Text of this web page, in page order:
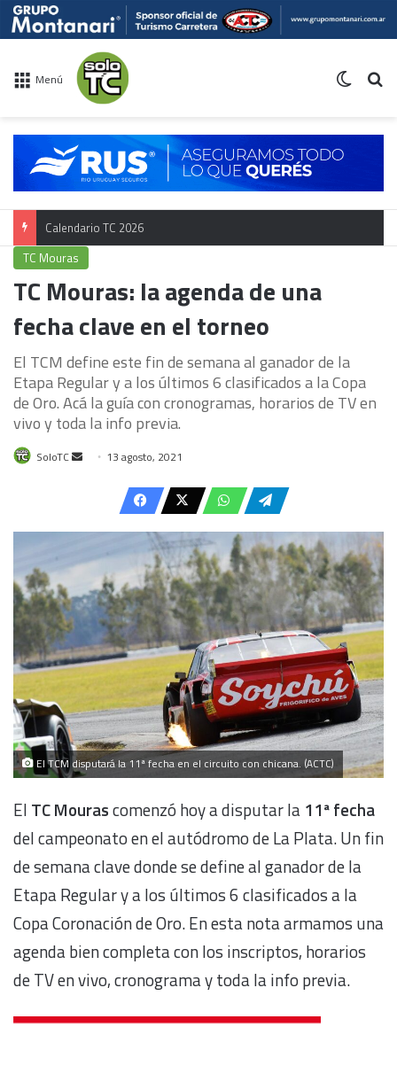
Menú
Calendario TC 2026
TC Mouras
TC Mouras: la agenda de una
fecha clave en el torneo
El TCM define este fin de semana al ganador de la
Etapa Regular y a los últimos 6 clasificados a la Copa
de Oro. Acá la guía con cronogramas, horarios de TV en
vivo y toda la info previa.
SoloTC
Send 13 agosto, 2021
El TCM disputará la 11ª fecha en el circuito con chicana. (ACTC)
El TC Mourascomenzó hoy a disputar la 11ª fecha
del campeonato en el autódromo de La Plata. Un fin
de semana clave donde se define al ganador de la
Etapa Regular y a los últimos 6 clasificados a la
Copa Coronación de Oro. En esta nota armamos una
agenda bien completa con los inscriptos, horarios
de TV en vivo, cronograma y toda la info previa.